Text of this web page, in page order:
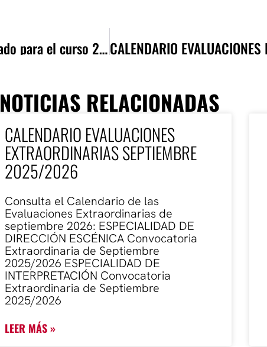
Baremación de Movilidades Erasmus+ de profesorado para el curso 2026/2027
NOTICIAS RELACIONADAS
CALENDARIO EVALUACIONES
EXTRAORDINARIAS SEPTIEMBRE
2025/2026
Consulta el Calendario de las
Evaluaciones Extraordinarias de
septiembre 2026: ESPECIALIDAD DE
DIRECCIÓN ESCÉNICA Convocatoria
Extraordinaria de Septiembre
2025/2026 ESPECIALIDAD DE
INTERPRETACIÓN Convocatoria
Extraordinaria de Septiembre
2025/2026
LEER MÁS »